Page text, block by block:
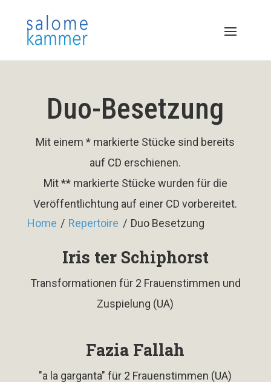
Duo-Besetzung
Mit einem * markierte Stücke sind bereits
auf CD erschienen.
Mit ** markierte Stücke wurden für die
Veröffentlichtung auf einer CD vorbereitet.
Home / Repertoire / Duo Besetzung
Iris ter Schiphorst
Transformationen für 2 Frauenstimmen und
Zuspielung (UA)
Fazia Fallah
"a la garganta" für 2 Frauenstimmen (UA)